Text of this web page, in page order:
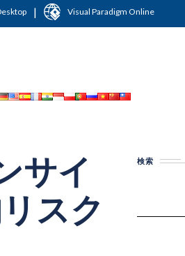
| Visual Paradigm Online
サイ
スク
検索